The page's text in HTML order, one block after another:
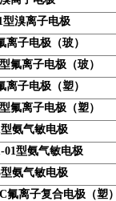
型溴离子电极
离子电极（玻）
型氟离子电极（玻）
离子电极（塑）
型氟离子电极（塑）
型氨气敏电极
01型氨气敏电极
型氨气敏电极
氟离子复合电极（塑